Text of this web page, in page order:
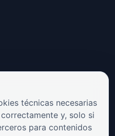
técnicas necesarias
y, solo si
para contenidos